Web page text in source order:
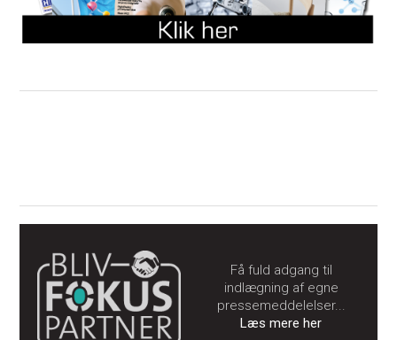
Få fuld adgang til
indlægning af egne
pressemeddelelser...
Læs mere her